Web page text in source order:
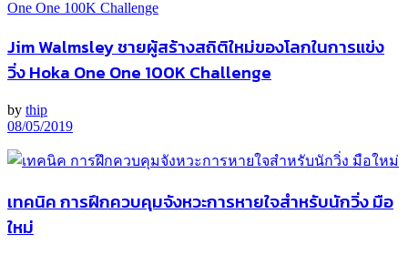
Jim Walmsley ชายผู้สร้างสถิติใหม่ของโลกในการแข่ง
วิ่ง Hoka One One 100K Challenge
by thip
08/05/2019
เทคนิค การฝึกควบคุมจังหวะการหายใจสำหรับนักวิ่ง มือ
ใหม่